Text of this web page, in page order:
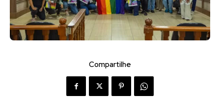
Compartilhe